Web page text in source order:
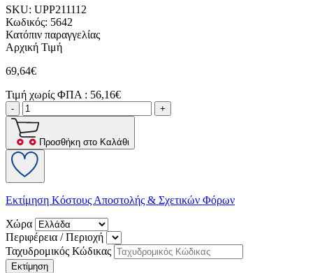
SKU: UPP211112
Κωδικός: 5642
Κατόπιν παραγγελίας
Αρχική Τιμή
69,64€
Τιμή χωρίς ΦΠΑ : 56,16€
- +
Προσθήκη στο Καλάθι
Εκτίμηση Κόστους Αποστολής & Σχετικών Φόρων
Χώρα
Περιφέρεια / Περιοχή
Ταχυδρομικός Κώδικας
Εκτίμηση